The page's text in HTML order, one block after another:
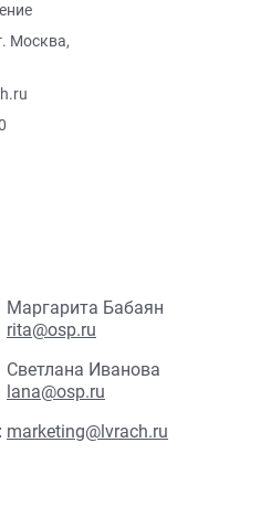
Москва,
Маргарита Бабаян
rita@osp.ru
Светлана Иванова
lana@osp.ru
marketing@lvrach.ru